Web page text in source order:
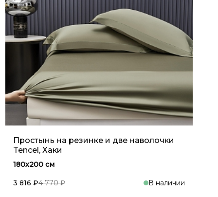
Простынь на резинке и две наволочки
Tencel, Хаки
180x200 см
3 816 ₽4 770 ₽ В наличии